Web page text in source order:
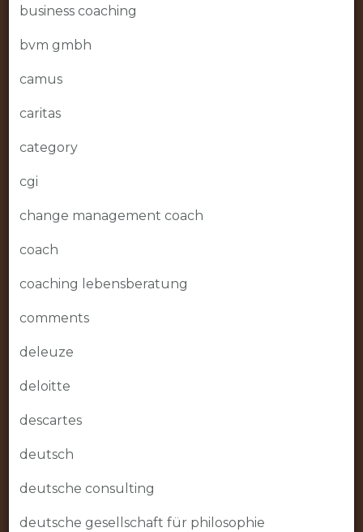
business coaching
bvm gmbh
camus
caritas
category
cgi
change management coach
coach
coaching lebensberatung
comments
deleuze
deloitte
descartes
deutsch
deutsche consulting
deutsche gesellschaft für philosophie